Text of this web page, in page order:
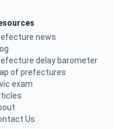
news
delay barometer
of prefectures
exam
Us